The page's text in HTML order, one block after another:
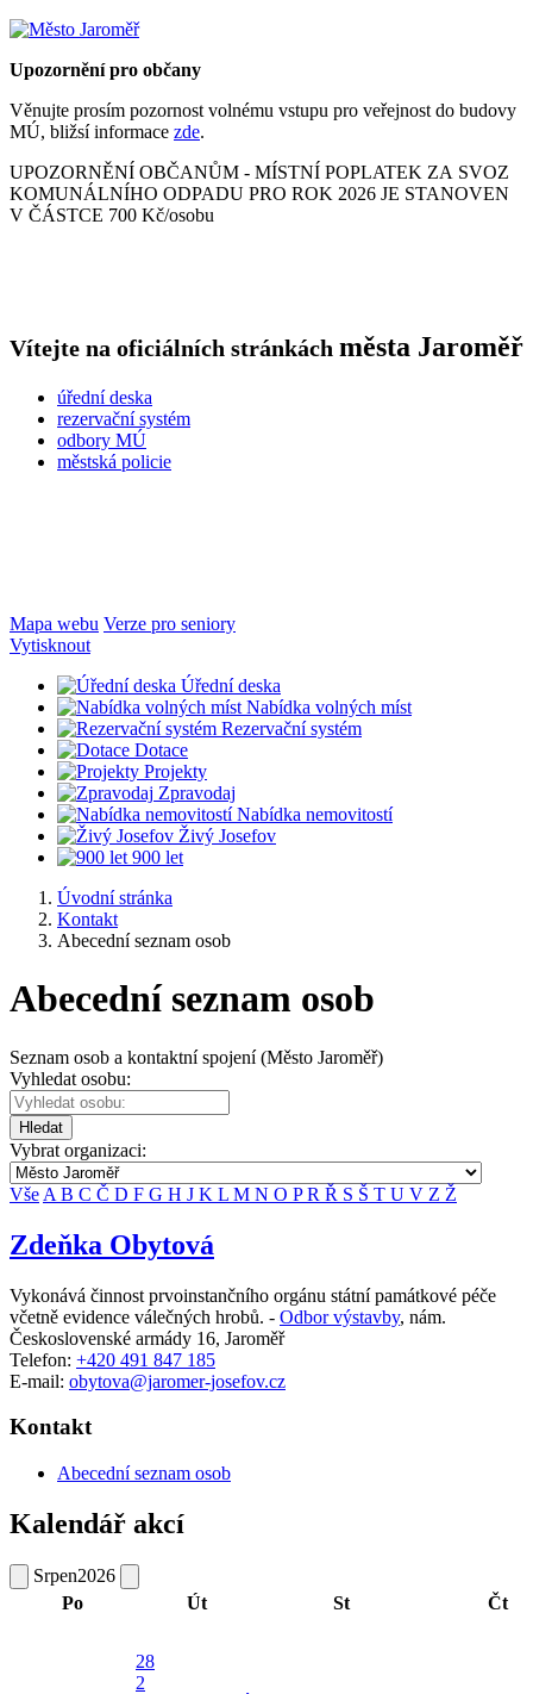
Upozornění pro občany
Věnujte prosím pozornost volnému vstupu pro veřejnost do budovy
MÚ, bližsí informace zde.
UPOZORNĚNÍ OBČANŮM - MÍSTNÍ POPLATEK ZA SVOZ
KOMUNÁLNÍHO ODPADU PRO ROK 2026 JE STANOVEN
V ČÁSTCE 700 Kč/osobu
Vítejte na oficiálních stránkách města Jaroměř
úřední deska
rezervační systém
odbory MÚ
městská policie
Mapa webu Verze pro seniory
Vytisknout
Úřední deska
Nabídka volných míst
Rezervační systém
Dotace
Projekty
Zpravodaj
Nabídka nemovitostí
Živý Josefov
900 let
Úvodní stránka
Kontakt
Abecední seznam osob
Abecední seznam osob
Seznam osob a kontaktní spojení (Město Jaroměř)
Vyhledat osobu:
Hledat
Vybrat organizaci:
Vše A B C Č D F G H J K L M N O PR Ř S Š T U V Z Ž
Zdeňka Obytová
Vykonává činnost prvoinstančního orgánu státní památkové péče
včetně evidence válečných hrobů. - Odbor výstavby, nám.
Československé armády 16, Jaroměř
Telefon: +420 491 847 185
E-mail: obytova@jaromer-josefov.cz
Kontakt
Abecední seznam osob
Kalendář akcí
Srpen2026
Po
Út St Čt
28
2